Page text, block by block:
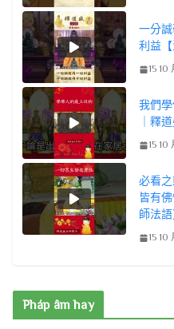
一分
利益
15 10
我們學
｜釋
15 10
必看之
皆有
師法
15 10
Pháp âm hay